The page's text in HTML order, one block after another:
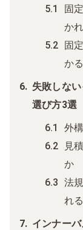
固
か
固
か
失敗しな
選び方3選
外
見
か
法
れ
インナー